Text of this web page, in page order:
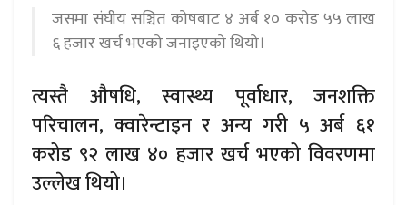
जसमा संघीय सञ्चित कोषबाट ४ अर्ब १० करोड ५५ लाख
६ हजार खर्च भएको जनाइएको थियो।
त्यस्तै औषधि, स्वास्थ्य पूर्वाधार, जनशक्ति
परिचालन, क्वारेन्टाइन र अन्य गरी ५ अर्ब ६१
करोड ९२ लाख ४० हजार खर्च भएको विवरणमा
उल्लेख थियो।